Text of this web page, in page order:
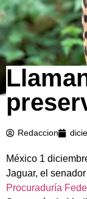
Redaccion
México 1
Jaguar, el
Procuraduría